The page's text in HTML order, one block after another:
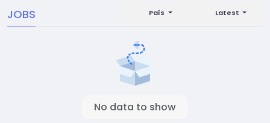
JOBS Latest
País
No data to show